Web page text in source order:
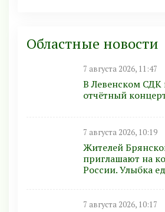
Областные новости
7 августа 2026, 11:47
В Левенском СДК
отчётный
7 августа 2026, 10:19
Жителей
приглашают на
России. Улыбка
7 августа 2026, 10:17